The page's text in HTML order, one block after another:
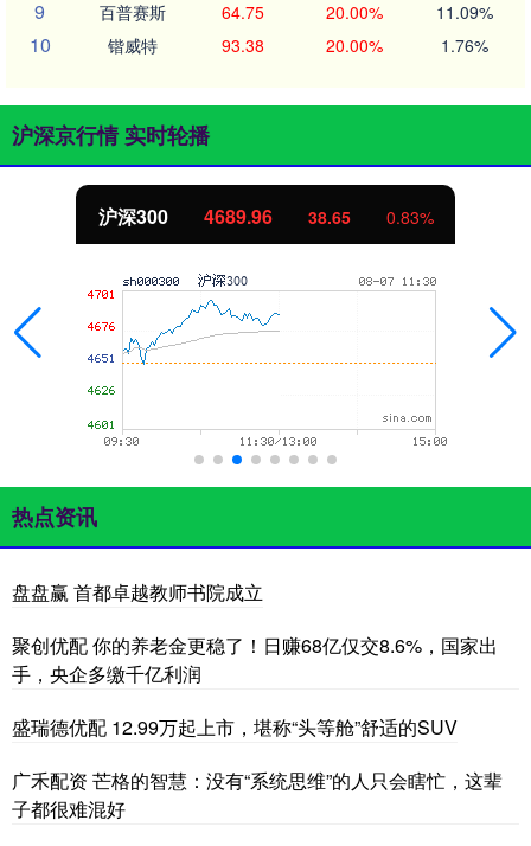
9 百普赛斯 64.75 20.00% 11.09%
10 锴威特 93.38 20.00% 1.76%
沪深京行情 实时轮播
沪深300 4689.96 38.65 0.83%
热点资讯
盘盘赢 首都卓越教师书院成立
聚创优配 你的养老金更稳了！日赚68亿仅交8.6%，国家出
手，央企多缴千亿利润
盛瑞德优配 12.99万起上市，堪称“头等舱”舒适的SUV
广禾配资 芒格的智慧：没有“系统思维”的人只会瞎忙，这辈
子都很难混好